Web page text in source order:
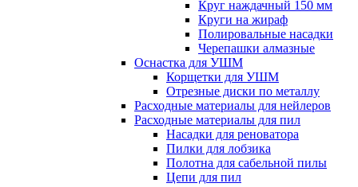
Круг наждачный 150 мм
Круги на жираф
Полировальные насадки
Черепашки алмазные
Оснастка для УШМ
Корщетки для УШМ
Отрезные диски по металлу
Расходные материалы для нейлеров
Расходные материалы для пил
Насадки для реноватора
Пилки для лобзика
Полотна для сабельной пилы
Цепи для пил